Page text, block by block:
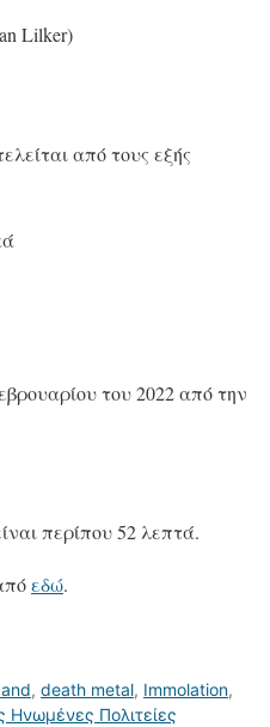
Lilker)
από τους εξής
του 2022 από την
περίπου 52 λεπτά.
εδώ.
, death metal, Immolation,
Ηνωμένες Πολιτείες